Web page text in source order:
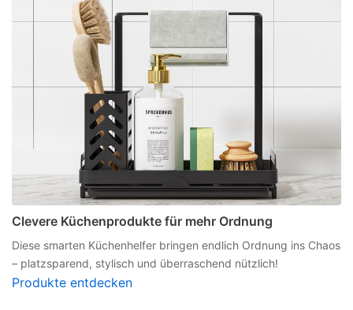
Clevere Küchenprodukte für mehr Ordnung
Diese smarten Küchenhelfer bringen endlich Ordnung ins Chaos
– platzsparend, stylisch und überraschend nützlich!
Produkte entdecken